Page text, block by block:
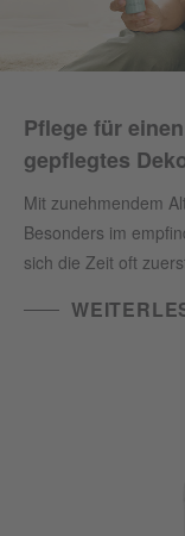
Pflege für
gepflegtes
Mit zunehmendem
Besonders im
sich die Zeit oft
erschlaffte Partien,